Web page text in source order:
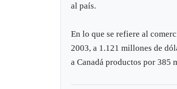
al país.
En lo que se refiere al
2003, a 1.121 millones de
a Canadá productos por 385